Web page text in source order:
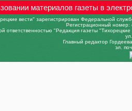
материалов газеты в
вести" зарегистрирован Федеральной
Регистрационный
ответственностью "Редакция газеты
Главный редактор
эл.